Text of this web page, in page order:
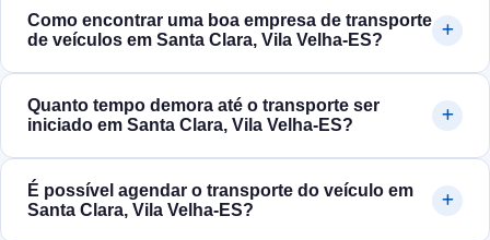
Como encontrar uma boa empresa de transporte
de veículos em Santa Clara, Vila Velha‑ES?
Quanto tempo demora até o transporte ser
iniciado em Santa Clara, Vila Velha‑ES?
É possível agendar o transporte do veículo em
Santa Clara, Vila Velha‑ES?